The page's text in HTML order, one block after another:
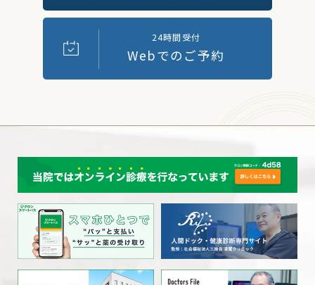
24時間受付
Webでのご予約